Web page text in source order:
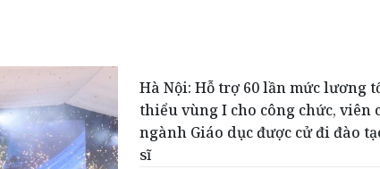
Hà Nội: Hỗ trợ 60 lần mức lương
thiểu vùng I cho công chức, viên
ngành Giáo dục được cử đi đào
sĩ